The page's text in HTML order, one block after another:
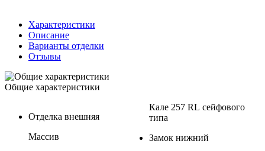
Характеристики
Описание
Варианты отделки
Отзывы
Общие характеристики
Отделка внешняя
Массив
Кале 257 RL сейфового
типа
Замок нижний